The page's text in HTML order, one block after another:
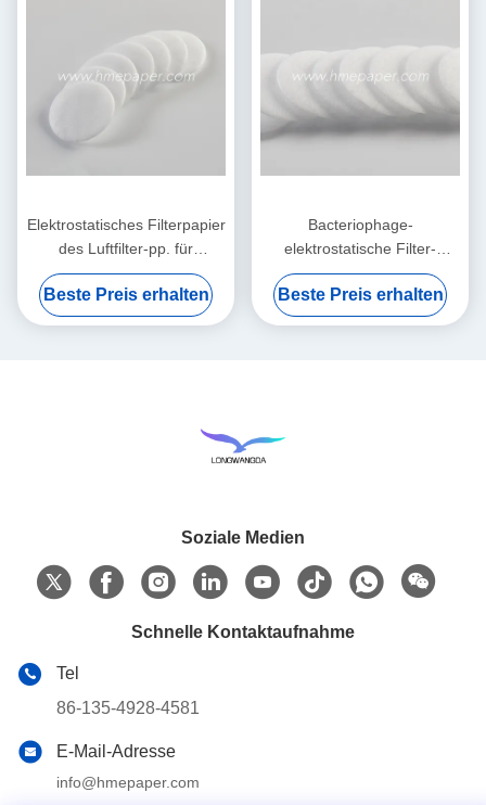
Elektrostatisches Filterpapier
des Luftfilter-pp. für
HME/HMEF
Beste Preis erhalten
Bacteriophage-
elektrostatische Filter-
Baumwollrunde HME HMEF
Beste Preis erhalten
Soziale Medien
Schnelle Kontaktaufnahme
Tel
86-135-4928-4581
E-Mail-Adresse
info@hmepaper.com